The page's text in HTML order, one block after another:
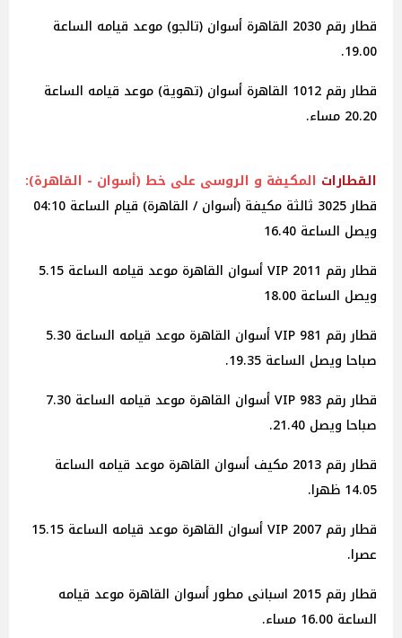
قطار رقم 2030 القاهرة أسوان (تالجو) موعد قيامه الساعة
19.00.
قطار رقم 1012 القاهرة أسوان (تهوية) موعد قيامه الساعة
20.20 مساء.
القطارات المكيفة و الروسى على خط (أسوان - القاهرة):
قطار 3025 ثالثة مكيفة (أسوان / القاهرة) قيام الساعة 04:10
ويصل الساعة 16.40
قطار رقم 2011 VIP أسوان القاهرة موعد قيامه الساعة 5.15
ويصل الساعة 18.00
قطار رقم 981 VIP أسوان القاهرة موعد قيامه الساعة 5.30
صباحا ويصل الساعة 19.35.
قطار رقم 983 VIP أسوان القاهرة موعد قيامه الساعة 7.30
صباحا ويصل 21.40.
قطار رقم 2013 مكيف أسوان القاهرة موعد قيامه الساعة
14.05 ظهرا.
قطار رقم 2007 VIP أسوان القاهرة موعد قيامه الساعة 15.15
عصرا.
قطار رقم 2015 اسبانى مطور أسوان القاهرة موعد قيامه
الساعة 16.00 مساء.